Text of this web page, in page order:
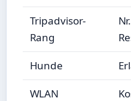
Tripadvisor-
Rang
Hunde
WLAN